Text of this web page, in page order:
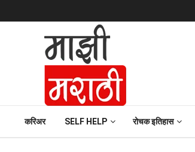
करिअर SELF HELP रोचक इतिहास